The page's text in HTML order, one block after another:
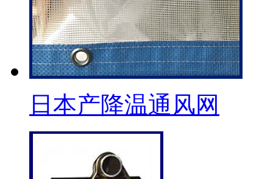
日本产降温通风网